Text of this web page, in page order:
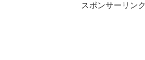
スポンサーリンク